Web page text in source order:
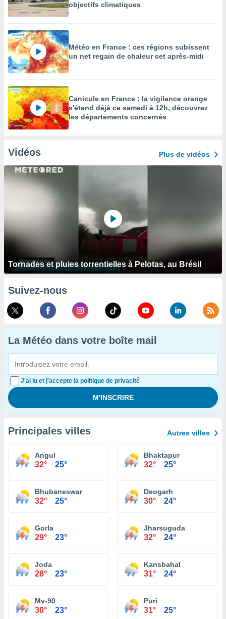
objectifs climatiques
Météo en France : ces régions subissent
un net regain de chaleur cet après-midi
Canicule en France : la vigilance orange
s'étend déjà ce samedi à 12h, découvrez
les départements concernés
Vidéos Plus de vidéos
Tornades et pluies torrentielles à Pelotas, au Brésil
Suivez-nous
La Météo dans votre boîte mail
J'ai lu et j'accepte la politique de privacité
Principales villes Autres villes
Angul
32° 25°
Bhaktapur
32° 25°
Bhubaneswar
32° 25°
Deogarh
30° 24°
Gorla
29° 23°
Jharsuguda
32° 24°
Joda
28° 23°
Kansbahal
31° 24°
Mv-90
30° 23°
Puri
31° 25°